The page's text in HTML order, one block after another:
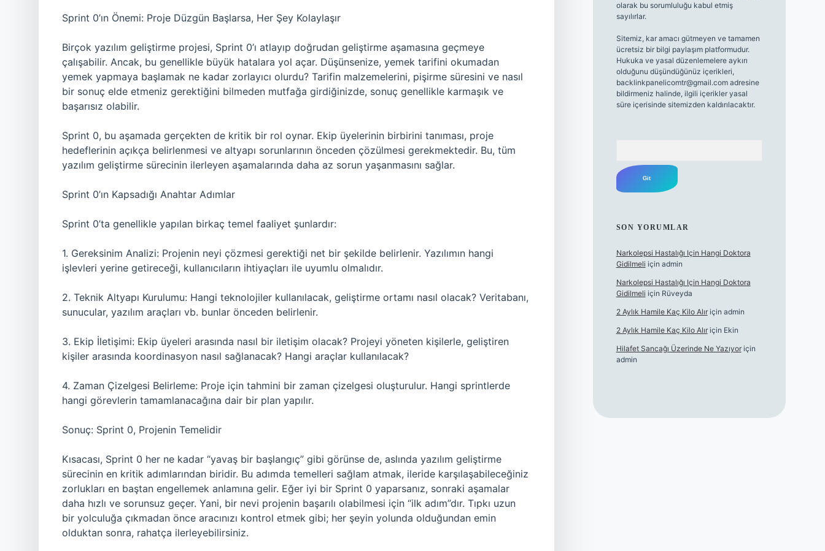
Sprint 0’ın Önemi: Proje Düzgün Başlarsa, Her Şey Kolaylaşır
Birçok yazılım geliştirme projesi, Sprint 0’ı atlayıp doğrudan geliştirme aşamasına geçmeye
çalışabilir. Ancak, bu genellikle büyük hatalara yol açar. Düşünsenize, yemek tarifini okumadan
yemek yapmaya başlamak ne kadar zorlayıcı olurdu? Tarifin malzemelerini, pişirme süresini ve nasıl
bir sonuç elde etmeniz gerektiğini bilmeden mutfağa girdiğinizde, sonuç genellikle karmaşık ve
başarısız olabilir.
Sprint 0, bu aşamada gerçekten de kritik bir rol oynar. Ekip üyelerinin birbirini tanıması, proje
hedeflerinin açıkça belirlenmesi ve altyapı sorunlarının önceden çözülmesi gerekmektedir. Bu, tüm
yazılım geliştirme sürecinin ilerleyen aşamalarında daha az sorun yaşanmasını sağlar.
Sprint 0’ın Kapsadığı Anahtar Adımlar
Sprint 0’ta genellikle yapılan birkaç temel faaliyet şunlardır:
1. Gereksinim Analizi: Projenin neyi çözmesi gerektiği net bir şekilde belirlenir. Yazılımın hangi
işlevleri yerine getireceği, kullanıcıların ihtiyaçları ile uyumlu olmalıdır.
2. Teknik Altyapı Kurulumu: Hangi teknolojiler kullanılacak, geliştirme ortamı nasıl olacak? Veritabanı,
sunucular, yazılım araçları vb. bunlar önceden belirlenir.
3. Ekip İletişimi: Ekip üyeleri arasında nasıl bir iletişim olacak? Projeyi yöneten kişilerle, geliştiren
kişiler arasında koordinasyon nasıl sağlanacak? Hangi araçlar kullanılacak?
4. Zaman Çizelgesi Belirleme: Proje için tahmini bir zaman çizelgesi oluşturulur. Hangi sprintlerde
hangi görevlerin tamamlanacağına dair bir plan yapılır.
Sonuç: Sprint 0, Projenin Temelidir
Kısacası, Sprint 0 her ne kadar “yavaş bir başlangıç” gibi görünse de, aslında yazılım geliştirme
sürecinin en kritik adımlarından biridir. Bu adımda temelleri sağlam atmak, ileride karşılaşabileceğiniz
zorlukları en baştan engellemek anlamına gelir. Eğer iyi bir Sprint 0 yaparsanız, sonraki aşamalar
daha hızlı ve sorunsuz geçer. Yani, bir nevi projenin başarılı olabilmesi için “ilk adım”dır. Tıpkı uzun
bir yolculuğa çıkmadan önce aracınızı kontrol etmek gibi; her şeyin yolunda olduğundan emin
olduktan sonra, rahatça ilerleyebilirsiniz.
olarak bu sorumluluğu kabul etmiş
sayılırlar.
Sitemiz, kar amacı gütmeyen ve tamamen
ücretsiz bir bilgi paylaşım platformudur.
Hukuka ve yasal düzenlemelere aykırı
olduğunu düşündüğünüz içerikleri,
backlinkpanelicomtr@gmail.comadresine
bildirmeniz halinde, ilgili içerikler yasal
süre içerisinde sitemizden kaldırılacaktır.
SON YORUMLAR
Narkolepsi Hastalığı Için Hangi Doktora
Gidilmeli için admin
Narkolepsi Hastalığı Için Hangi Doktora
Gidilmeli için Rüveyda
2 Aylık Hamile Kaç Kilo Alıriçin admin
2 Aylık Hamile Kaç Kilo Alıriçin Ekin
Hilafet Sancağı Üzerinde Ne Yazıyoriçin
admin